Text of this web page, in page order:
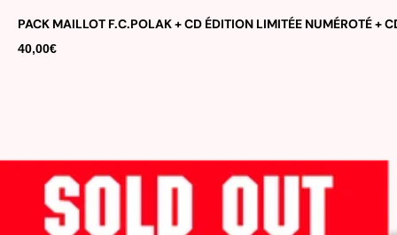
PACK MAILLOT F.C.POLAK + CD ÉDITION LIMITÉE NUMÉROTÉ +
40,00€